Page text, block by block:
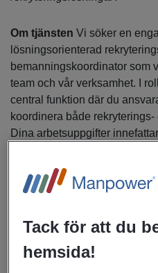
Om tjänsten Vi söker en
lösningsorienterad
bemanningskoordinator som
team och vår verksamhet. I
central funktion där du
koordinera både
Dina arbetsuppgifter
säkerställa att våra kunders
sätt.
Du kommer vara involverad i
aktiviteter, där du arbetar
ingår att kontakta potentiella
Tack för att du
hemsida!